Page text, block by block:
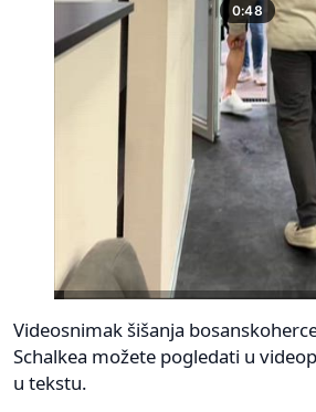
Videosnimak šišanja
Schalkea možete pogledati u
u tekstu.